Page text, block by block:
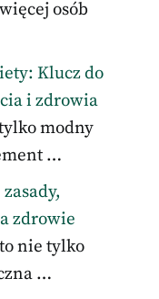
osób
Klucz do
i zdrowia
modny
…
zdrowie
nie tylko
…